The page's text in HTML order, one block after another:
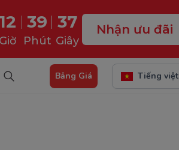
39
Phút
36
Giây
Nhận ưu đãi
Bảng Giá Tiếng việt